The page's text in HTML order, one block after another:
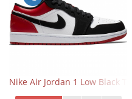
Nike Air Jordan 1 Low Black Toe